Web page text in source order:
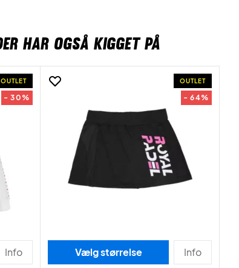
HAR OGSÅ KIGGET PÅ
OUTLET
- 30%
Info
OUTLET
- 64%
Vælg størrelse Info